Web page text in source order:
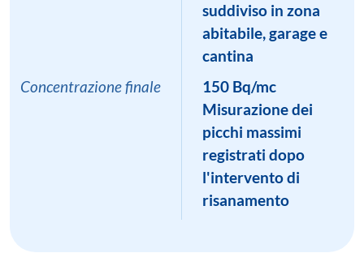
suddiviso in zona
abitabile, garage e
cantina
Concentrazione finale
150 Bq/mc
Misurazione dei
picchi massimi
registrati dopo
l'intervento di
risanamento